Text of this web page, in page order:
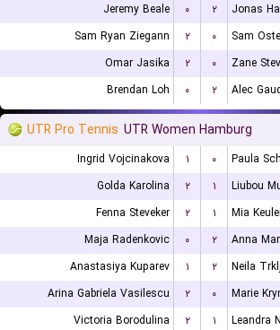
Jeremy Beale
۰ ۲
Jonas
Sam Ryan Ziegann
۲ ۰
Sam
Omar Jasika
۲ ۰
Zane
Brendan Loh
۰ ۲ Alec
UTR Pro Tennis UTR Women Hamburg
Ingrid Vojcinakova ۱ ۰
Paula
Golda Karolina
۲ ۱
Liubou
Fenna Steveker
۲ ۱
Mia
Maja Radenkovic
۰ ۲
Anna
Anastasiya Kuparev
۱ ۲
Neila
Arina Gabriela Vasilescu
۲ ۰
Marie
Victoria Borodulina
۲ ۱
Leandra